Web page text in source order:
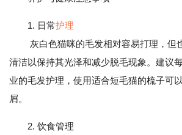
1. 日常护理
灰白色猫咪的毛发相对容易打理，但
清洁以保持其光泽和减少脱毛现象。建议
业的毛发护理，使用适合短毛猫的梳子可
屑。
2. 饮食管理